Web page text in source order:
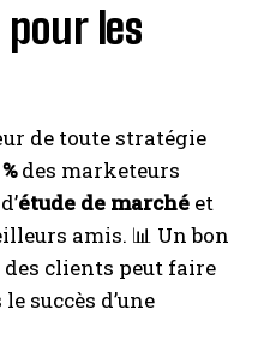
les
de toute stratégie
des marketeurs
étude de marché et
amis. 📊 Un bon
clients peut faire
succès d’une